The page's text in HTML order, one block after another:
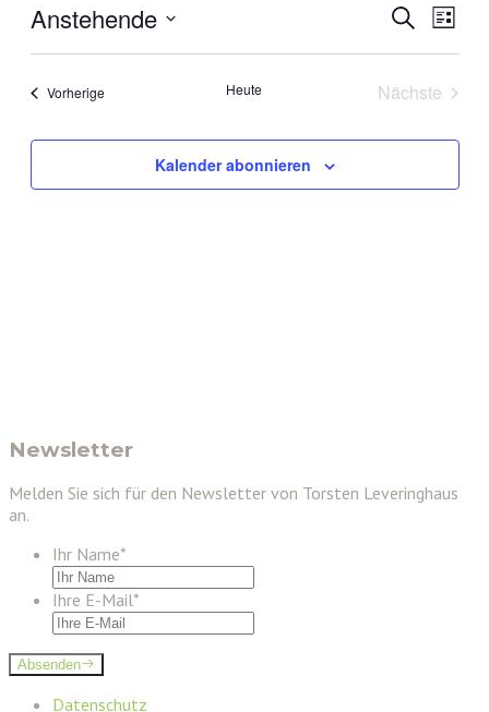
Such-
und
Suche Liste
Anstehende
VorherigeVeranstaltungen Heute
Nächste
Kalender abonnieren
Newsletter
Melden Sie sich für den Newsletter von Torsten Leveringhaus
an.
Ihr Name*
Ihre E-Mail*
Absenden
Datenschutz